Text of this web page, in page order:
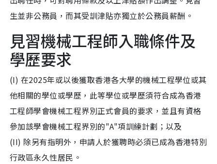
生並非公務員，而其受訓津貼亦獨立於公務員薪酬。
見習機械工程師入職條件及
學歷要求
(I) 在2025年或以後獲取香港各大學的機械工程學位或其
他相關的學位或學歷，此等學位或學歷須符合成為香港
工程師學會機械工程界別正式會員的要求，並且有資格
參加該學會機械工程界別的"A"項訓練計劃；以及
(II) 除另有指明外，申請人於獲聘時必須已成為香港特別
行政區永久性居民。